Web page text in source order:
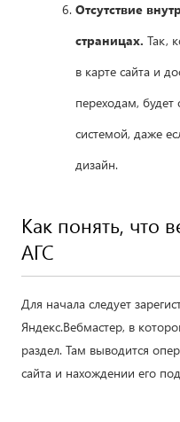
Отсутствие
страницах. Так,
в карте сайта и
переходам, будет
системой, даже
дизайн.
Как понять, что
АГС
Для начала следует
Яндекс.Вебмастер, в
раздел. Там выводится
сайта и нахождении его